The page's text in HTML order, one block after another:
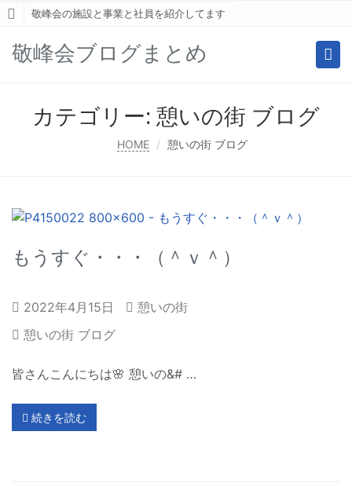
敬峰会の施設と事業と社員を紹介してます
敬峰会ブログまとめ
カテゴリー: 憩いの街 ブログ
HOME 憩いの街 ブログ
もうすぐ・・・（＾ｖ＾）
2022年4月15日
憩いの街
憩いの街 ブログ
皆さんこんにちは🌸 憩いの&# …
続きを読む